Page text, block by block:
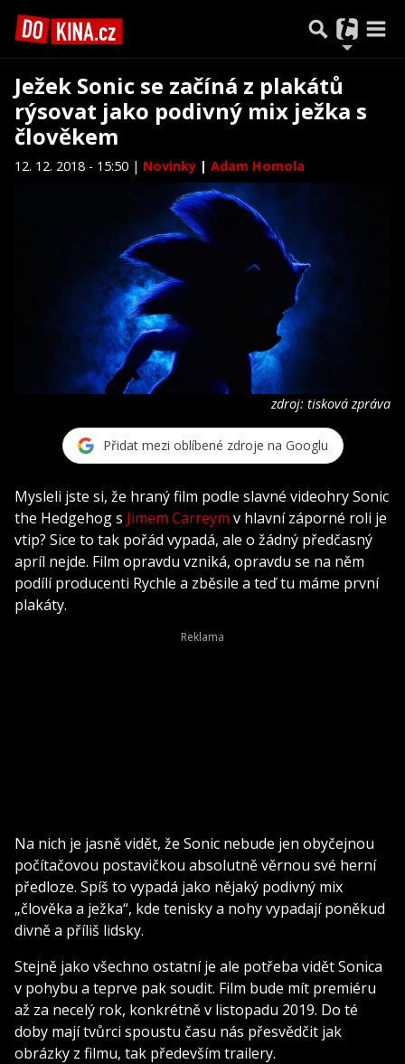
Ježek Sonic se začíná z plakátů
rýsovat jako podivný mix ježka s
člověkem
12. 12. 2018 - 15:50 | Novinky | Adam Homola
zdroj: tisková zpráva
Přidat mezi oblíbené zdroje na Googlu
Mysleli jste si, že hraný film podle slavné videohry Sonic
the Hedgehog s Jimem Carreym v hlavní záporné roli je
vtip? Sice to tak pořád vypadá, ale o žádný předčasný
apríl nejde. Film opravdu vzniká, opravdu se na něm
podílí producenti Rychle a zběsile a teď tu máme první
plakáty.
Na nich je jasně vidět, že Sonic nebude jen obyčejnou
počítačovou postavičkou absolutně věrnou své herní
předloze. Spíš to vypadá jako nějaký podivný mix
„člověka a ježka“, kde tenisky a nohy vypadají poněkud
divně a příliš lidsky.
Stejně jako všechno ostatní je ale potřeba vidět Sonica
v pohybu a teprve pak soudit. Film bude mít premiéru
až za necelý rok, konkrétně v listopadu 2019. Do té
doby mají tvůrci spoustu času nás přesvědčit jak
obrázky z filmu, tak především trailery.